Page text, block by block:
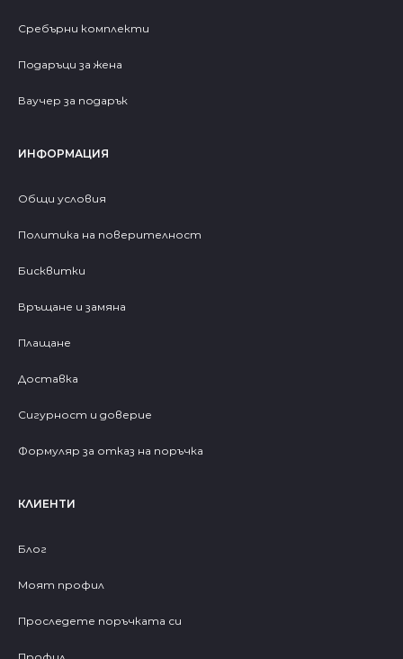
Сребърни комплекти
Подаръци за жена
Ваучер за подарък
ИНФОРМАЦИЯ
Общи условия
Политика на поверителност
Бисквитки
Връщане и замяна
Плащане
Доставка
Сигурност и доверие
Формуляр за отказ на поръчка
КЛИЕНТИ
Блог
Моят профил
Проследете поръчката си